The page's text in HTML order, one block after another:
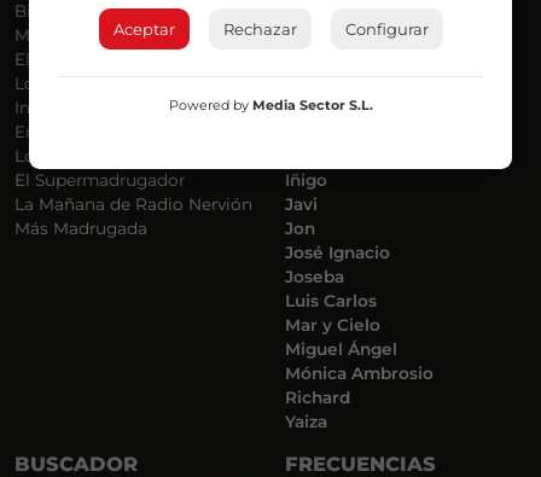
Bilbosport
Más Música
El Madrugador
Lo Más Nuevo
Informativos
En Ruta
Locos por la Música
El Supermadrugador
La Mañana de Radio Nervión
Más Madrugada
Belén Ollero
Eduardo
Eva Argote
Iñigo
Javi
Jon
José Ignacio
Joseba
Luis Carlos
Mar y Cielo
Miguel Ángel
Mónica Ambrosio
Richard
Yaiza
BUSCADOR FRECUENCIAS
Aceptar Rechazar Configurar
Powered by Media Sector S.L.